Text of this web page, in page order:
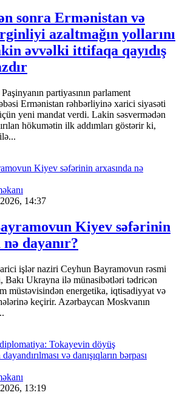
sonra Ermənistan və
azaltmağın yollarını
əvvəlki ittifaqa qayıdış
partiyasının parlament
Ermənistan rəhbərliyinə xarici siyasəti
yeni mandat verdi. Lakin səsvermədən
hökumətin ilk addımları göstərir ki,
14:37
Kiyev səfərinin
nə dayanır?
işlər naziri Ceyhun Bayramovun rəsmi
Bakı Ukrayna ilə münasibətləri tədricən
müstəvisindən energetika, iqtisadiyyat və
keçirir. Azərbaycan Moskvanın
13:19